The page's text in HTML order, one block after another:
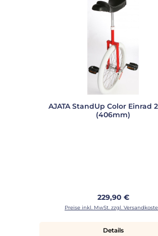
AJATA StandUp Color Einrad
(406mm)
Regulärer Preis:
229,90 €
Preise inkl. MwSt. zzgl.
Details